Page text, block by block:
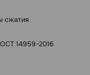
сжатия
14959-2016